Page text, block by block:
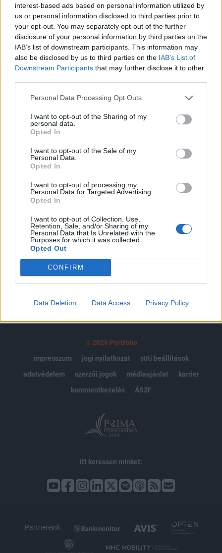
interest-based ads based on personal information utilized by
us or personal information disclosed to third parties prior to
your opt-out. You may separately opt-out of the further
disclosure of your personal information by third parties on the
IAB’s list of downstream participants. This information may
also be disclosed by us to third parties on the IAB’s List of
Downstream Participants that may further disclose it to other
Personal Data Processing Opt Outs
I want to opt-out of the Sharing of my
personal data.
Opted In
I want to opt-out of the Sale of my
Personal Data.
Opted In
I want to opt-out of processing my
Personal Data for Targeted Advertising.
Opted In
I want to opt-out of Collection, Use,
Retention, Sale, and/or Sharing of my
Personal Data that Is Unrelated with the
Purposes for which it was collected.
Opted Out
CONFIRM
Data Deletion Data Access Privacy Policy
A BAMOSZ tagok által kezelt összesen 253 befektetési
alap összvagyona márciusban 41 milliárd forinttal nőtt, és
a hónap végén 2.619 milliárd forintot tett ki. Az alapok
összesített vagyona ezzel először lépte át a 2,600 milliárd
forintot, és újból érzékelhető növekedésnek indult.Az
alapokba összesen 32 milliárd forint friss tőke érkezett, az
alapok havi hozama pedig 8,6...
A keresett cikk a portfolio.hu hírarchívumához
tartozik, melynek olvasása előfizetéses
regisztrációhoz kötött.
Az előfizetés a következőket tartalmazza:
Kötéslisták: BÉT elmúlt 2 év napon belüli
kötéslistái
Előfizetés
MÁR ELŐFIZETŐNK VAGY?
© 2026 Portfolio
impresszum
jogi nyilatkozat
süti beállítások
adatvédelem
szerzői jogok médiaajánlat
karrier
kommentkezelés
ÁSZF
Itt keressen minket:
Partnereink